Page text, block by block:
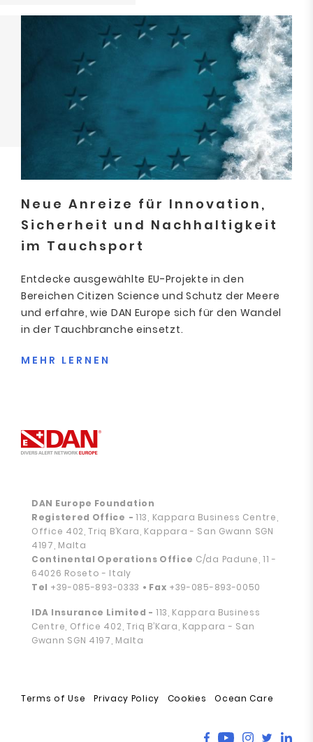
Neue Anreize für Innovation,
Sicherheit und Nachhaltigkeit
im Tauchsport
Entdecke ausgewählte EU-Projekte in den
Bereichen Citizen Science und Schutz der Meere
und erfahre, wie DAN Europe sich für den Wandel
in der Tauchbranche einsetzt.
MEHR LERNEN
DAN Europe Foundation
Registered Office -113, Kappara Business Centre,
Office 402, Triq B’Kara, Kappara - San Gwann SGN
4197, Malta
Continental Operations Office C/da Padune, 11 -
64026 Roseto - Italy
Tel +39-085-893-0333 • Fax +39-085-893-0050
IDA Insurance Limited - 113, Kappara Business
Centre, Office 402, Triq B’Kara, Kappara - San
Gwann SGN 4197, Malta
Terms of Use Privacy Policy Cookies Ocean Care